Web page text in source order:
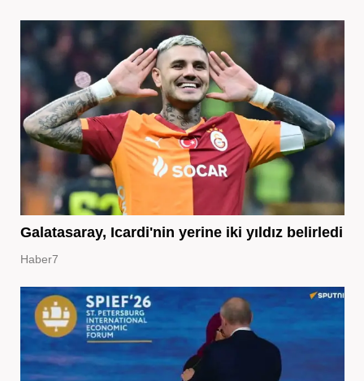
Galatasaray, Icardi'nin yerine iki yıldız belirledi
Haber7